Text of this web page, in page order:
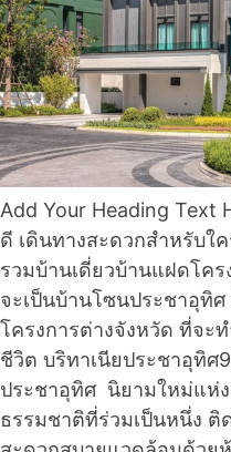
Add Your Heading Text
ดี เดินทางสะดวกสำหรับใ
รวมบ้านเดี่ยวบ้านแฝดโค
จะเป็นบ้านโซนประชาอุทิ
โครงการต่างจังหวัด ที่จ
ชีวิต บริทาเนียประชาอุทิศ
ประชาอุทิศ นิยามใหม่แห่
ธรรมชาติที่ร่วมเป็นหนึ่ง ติ